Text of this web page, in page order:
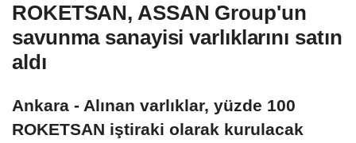
ROKETSAN, ASSAN Group'un
savunma sanayisi varlıklarını satın
aldı
Ankara - Alınan varlıklar, yüzde 100
ROKETSAN iştiraki olarak kurulacak